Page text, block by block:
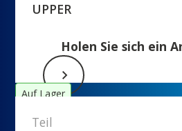
UPPER
Holen Sie sich ein
Auf Lager
Teil